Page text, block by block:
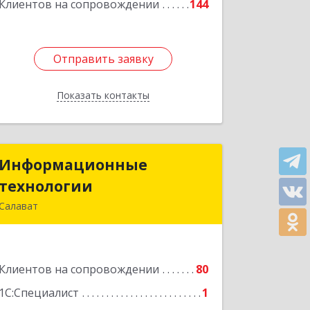
Клиентов на сопровождении 144
Отправить заявку
Показать контакты
Отправить заявку
Назад
Информационные
технологии
Клиентов на сопровождении
80
1С:Специалист
1
Информационные
Подробнее